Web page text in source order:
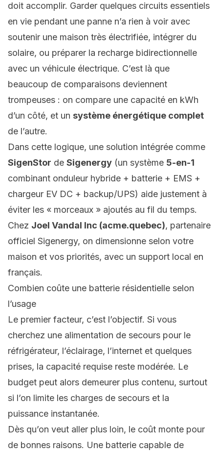
doit accomplir. Garder quelques circuits essentiels
en vie pendant une panne n’a rien à voir avec
soutenir une maison très électrifiée, intégrer du
solaire, ou préparer la recharge bidirectionnelle
avec un véhicule électrique. C’est là que
beaucoup de comparaisons deviennent
trompeuses : on compare une capacité en kWh
d’un côté, et un système énergétique complet
de l’autre.
Dans cette logique, une solution intégrée comme
SigenStor de Sigenergy (un système 5-en-1
combinant onduleur hybride + batterie + EMS +
chargeur EV DC + backup/UPS) aide justement à
éviter les « morceaux » ajoutés au fil du temps.
Chez Joel Vandal Inc (acme.quebec), partenaire
officiel Sigenergy, on dimensionne selon votre
maison et vos priorités, avec un support local en
français.
Combien coûte une batterie résidentielle selon
l’usage
Le premier facteur, c’est l’objectif. Si vous
cherchez une alimentation de secours pour le
réfrigérateur, l’éclairage, l’internet et quelques
prises, la capacité requise reste modérée. Le
budget peut alors demeurer plus contenu, surtout
si l’on limite les charges de secours et la
puissance instantanée.
Dès qu’on veut aller plus loin, le coût monte pour
de bonnes raisons. Une batterie capable de